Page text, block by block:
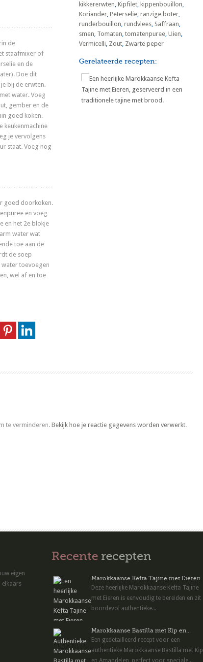
de
staafmixer of
en de
Doe dit
bij de erwten.
water. Voeg
gember en de
goed koken.
keukenmachine
je vervolgens
staat. Voeg nog
goed doorkoken.
en voeg
en het 2e blokje
water wat
toe aan de
de soep
water toevoegen
wel af en toe
kikkererwten, Kipfilet, kippenbouillon,
Koriander, Peterselie, ranzige boter,
runderbouillon, rundvlees, Saffraan,
smen, Tomaten, tomatenpuree, Uien,
Vermicelli, Zout, Zwarte peper
Gerelateerde recepten:
te verminderen. Bekijk hoe je reactie gegevens worden verwerkt.
eigen
elkaars
Recente recepten
Marokkaanse Kefta Tajine met Eieren
Deze heerlijke Marokkaanse Kefta Tajine
met Eieren is eenvoudig te bereiden en zit
boordevol authentieke...
Marokkaanse Bastilla met Kip en...
Een gedetailleerd recept voor een
authentieke Marokkaanse Bastilla met Kip
en Amandelen, perfect voor speciale...